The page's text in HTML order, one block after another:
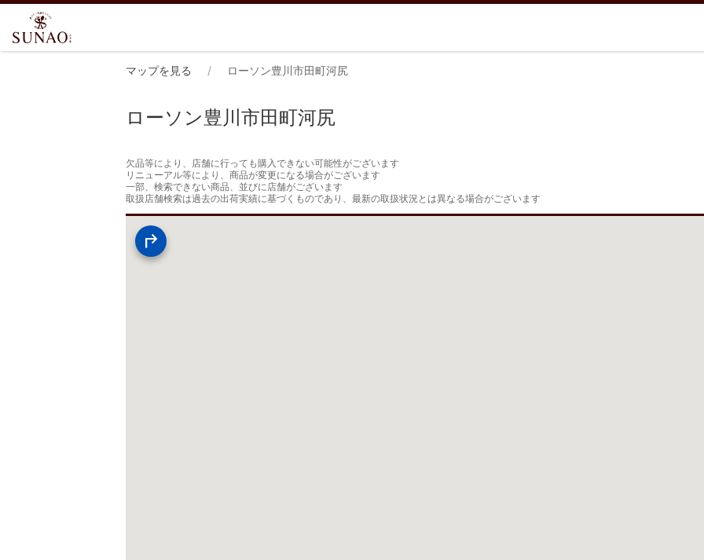
マップを見る ローソン豊川市田町河尻
ローソン豊川市田町河尻
欠品等により、店舗に行っても購入できない可能性がございます
リニューアル等により、商品が変更になる場合がございます
一部、検索できない商品、並びに店舗がございます
取扱店舗検索は過去の出荷実績に基づくものであり、最新の取扱状況とは異なる場合がございます